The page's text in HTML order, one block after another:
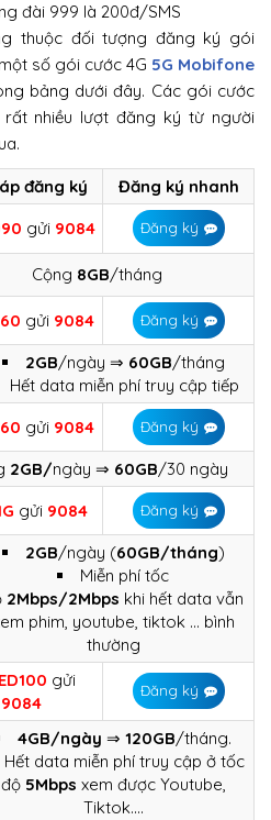
đài 999 là 200đ/SMS
thuộc đối tượng đăng ký gói
số gói cước 4G 5G Mobifone
bảng dưới đây. Các gói cước
rất nhiều lượt đăng ký từ người
đăng ký
Đăng ký nhanh
gửi 9084 Đăng ký
Cộng 8GB/tháng
gửi 9084 Đăng ký
2GB/ngày ⇒ 60GB/tháng
Hết data miễn phí truy cập tiếp
gửi 9084 Đăng ký
2GB/ngày ⇒ 60GB/30 ngày
gửi9084 Đăng ký
2GB/ngày (60GB/tháng)
Miễn phí tốc
2Mbps/2Mbps khi hết data vẫn
phim, youtube, tiktok … bình
thường
gửi
9084
Đăng ký
4GB/ngày ⇒ 120GB/tháng.
Hết data miễn phí truy cập ở tốc
độ 5Mbps xem được Youtube,
Tiktok….